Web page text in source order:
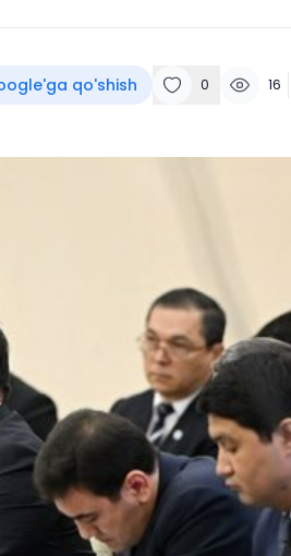
qo'shish 0 16